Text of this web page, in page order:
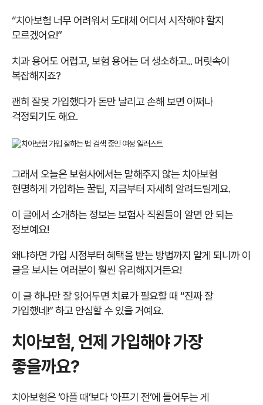
“치아보험 너무 어려워서 도대체 어디서 시작해야 할지
모르겠어요!”
치과 용어도 어렵고, 보험 용어는 더 생소하고... 머릿속이
복잡해지죠?
괜히 잘못 가입했다가 돈만 날리고 손해 보면 어쩌나
걱정되기도 해요.
그래서 오늘은 보험사에서는 말해주지 않는 치아보험
현명하게 가입하는 꿀팁, 지금부터 자세히 알려드릴게요.
이 글에서 소개하는 정보는 보험사 직원들이 알면 안 되는
정보예요!
왜냐하면 가입 시점부터 혜택을 받는 방법까지 알게 되니까 이
글을 보시는 여러분이 훨씬 유리해지거든요!
이 글 하나만 잘 읽어두면 치료가 필요할 때 “진짜 잘
가입했네!” 하고 안심할 수 있을 거예요.
치아보험, 언제 가입해야 가장
좋을까요?
치아보험은 ‘아플 때’보다 ‘아프기 전’에 들어두는 게